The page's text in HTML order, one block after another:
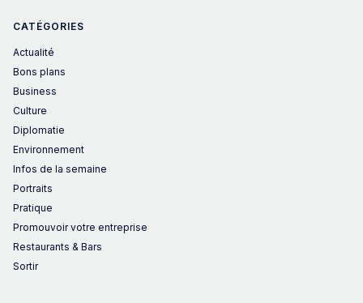
CATÉGORIES
Actualité
Bons plans
Business
Culture
Diplomatie
Environnement
Infos de la semaine
Portraits
Pratique
Promouvoir votre entreprise
Restaurants & Bars
Sortir